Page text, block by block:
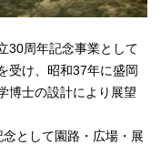
30周年記念事業として
受け、昭和37年に盛岡
博士の設計により展望
として園路・広場・展